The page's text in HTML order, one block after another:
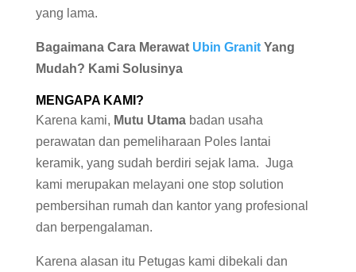
yang lama.
Bagaimana Cara Merawat Ubin GranitYang
Mudah? Kami Solusinya
MENGAPA KAMI?
Karena kami, Mutu Utama badan usaha
perawatan dan pemeliharaan Poles lantai
keramik, yang sudah berdiri sejak lama. Juga
kami merupakan melayani one stop solution
pembersihan rumah dan kantor yang profesional
dan berpengalaman.
Karena alasan itu Petugas kami dibekali dan